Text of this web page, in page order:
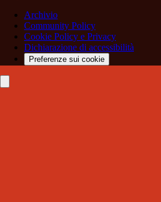
Archivio
Community Policy
Cookie Policy e Privacy
Dichiarazione di accessibilità
Preferenze sui cookie